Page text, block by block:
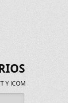
Y ICOM